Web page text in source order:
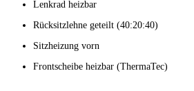
Lenkrad heizbar
Rücksitzlehne geteilt (40:20:40)
Sitzheizung vorn
Frontscheibe heizbar (ThermaTec)